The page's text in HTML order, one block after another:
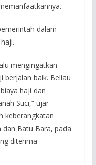
dalam
mengingatkan
berjalan baik. Beliau
haji dan
Suci,” ujar
keberangkatan
dan Batu Bara, pada
diterima